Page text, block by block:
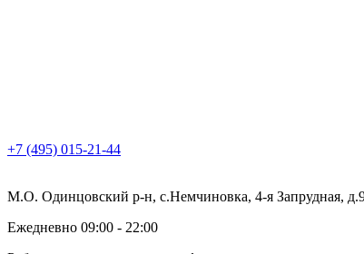
+7 (495) 015-21-44
М.О. Одинцовский р-н, с.Немчиновка, 4-я Запрудная,
Ежедневно 09:00 - 22:00